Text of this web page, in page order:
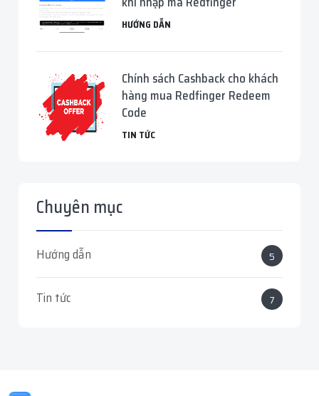
HƯỚNG DẪN
Chính sách Cashback cho khách
hàng mua Redfinger Redeem
Code
TIN TỨC
Chuyên mục
Hướng dẫn 5
Tin tức 7